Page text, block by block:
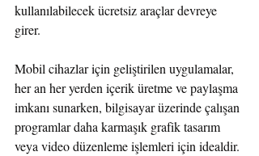
kullanılabilecek ücretsiz araçlar devreye
girer.
Mobil cihazlar için geliştirilen uygulamalar,
her an her yerden içerik üretme ve paylaşma
imkanı sunarken, bilgisayar üzerinde çalışan
programlar daha karmaşık grafik tasarım
veya video düzenleme işlemleri için idealdir.